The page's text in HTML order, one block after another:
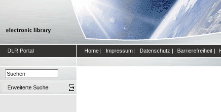
DLR Portal Home | Impressum | Datenschutz | Barrierefreiheit |
Erweiterte Suche